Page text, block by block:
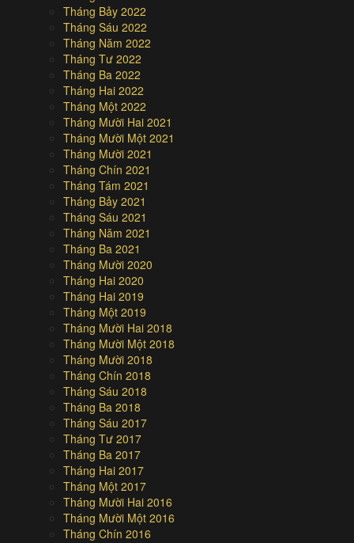
Tháng Bảy 2022
Tháng Sáu 2022
Tháng Năm 2022
Tháng Tư 2022
Tháng Ba 2022
Tháng Hai 2022
Tháng Một 2022
Tháng Mười Hai 2021
Tháng Mười Một 2021
Tháng Mười 2021
Tháng Chín 2021
Tháng Tám 2021
Tháng Bảy 2021
Tháng Sáu 2021
Tháng Năm 2021
Tháng Ba 2021
Tháng Mười 2020
Tháng Hai 2020
Tháng Hai 2019
Tháng Một 2019
Tháng Mười Hai 2018
Tháng Mười Một 2018
Tháng Mười 2018
Tháng Chín 2018
Tháng Sáu 2018
Tháng Ba 2018
Tháng Sáu 2017
Tháng Tư 2017
Tháng Ba 2017
Tháng Hai 2017
Tháng Một 2017
Tháng Mười Hai 2016
Tháng Mười Một 2016
Tháng Chín 2016